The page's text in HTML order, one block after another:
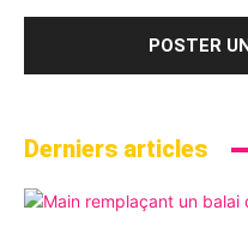
Derniers articles